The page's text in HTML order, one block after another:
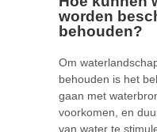
worden
behouden?
Om
behouden is het
gaan met
voorkomen, en
van water te